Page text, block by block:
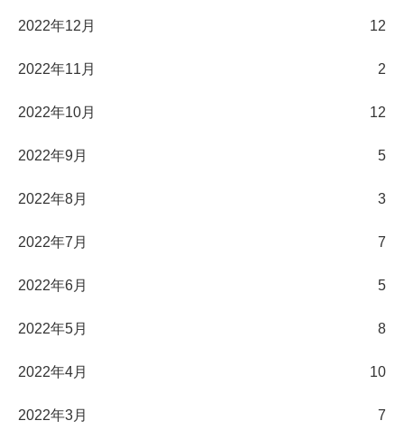
2022年12月 12
2022年11月 2
2022年10月 12
2022年9月 5
2022年8月 3
2022年7月 7
2022年6月 5
2022年5月 8
2022年4月 10
2022年3月 7